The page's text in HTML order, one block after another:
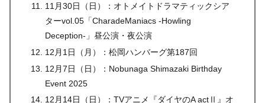
11月30日（日）：オトメイトドラマティックシア
ターvol.05「CharadeManiacs -Howling
Deception-」昼公演・夜公演
12月1日（月）：松岡ハンバーグ第187回
12月7日（日）：Nobunaga Shimazaki Birthday
Event 2025
12月14日（日）：TVアニメ『ダイヤのA actⅡ』オ